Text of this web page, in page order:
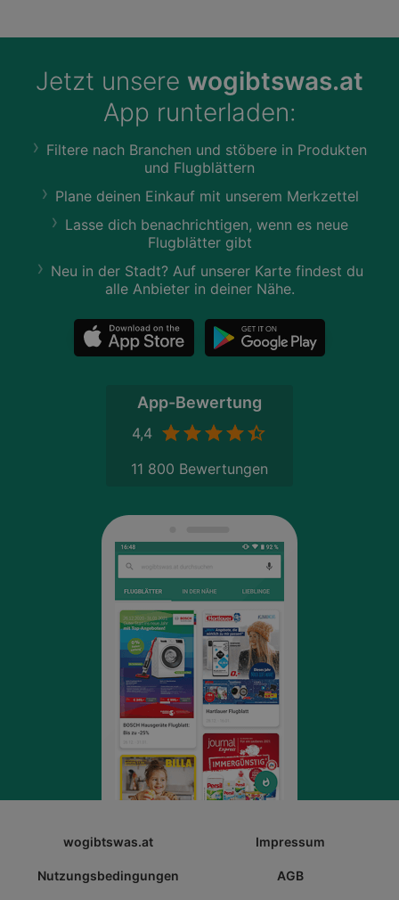
Jetzt unsere wogibtswas.at
App runterladen:
Filtere nach Branchen und stöbere in Produkten
und Flugblättern
Plane deinen Einkauf mit unserem Merkzettel
Lasse dich benachrichtigen, wenn es neue
Flugblätter gibt
Neu in der Stadt? Auf unserer Karte findest du
alle Anbieter in deiner Nähe.
App-Bewertung
4,4
11 800 Bewertungen
wogibtswas.at Impressum
Nutzungsbedingungen AGB